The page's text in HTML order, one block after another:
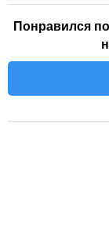
Понравился